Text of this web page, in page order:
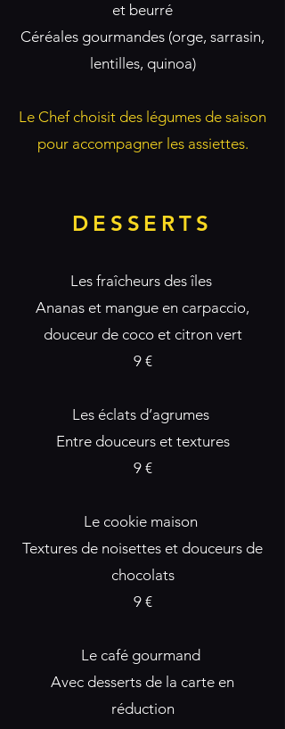
et beurré
Céréales gourmandes (orge, sarrasin,
lentilles, quinoa)
Le Chef choisit des légumes de saison
pour accompagner les assiettes.
DESSERTS
Les fraîcheurs des îles
Ananas et mangue en carpaccio,
douceur de coco et citron vert
9 €
Les éclats d’agrumes
Entre douceurs et textures
9 €
Le cookie maison
Textures de noisettes et douceurs de
chocolats
9 €
Le café gourmand
Avec desserts de la carte en
réduction